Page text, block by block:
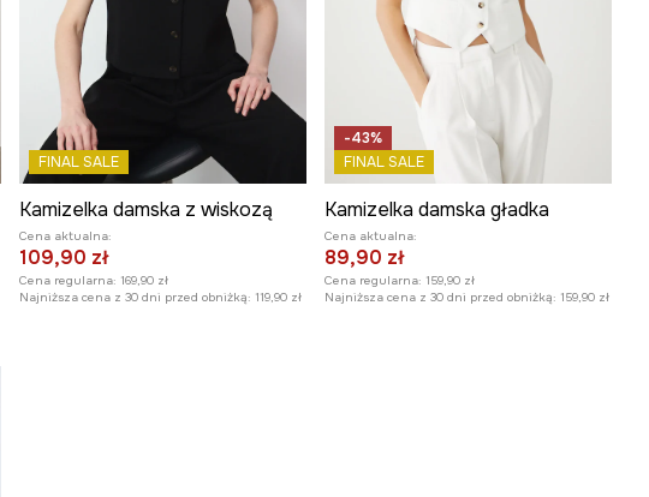
FINAL SALE
Kamizelka damska z wiskozą
Cena aktualna:
109,90 zł
Cena regularna: 169,90 zł
Najniższa cena z 30 dni przed obniżką: 119,90 zł
-43%
FINAL SALE
Kamizelka damska gładka
Cena aktualna:
89,90 zł
Cena regularna: 159,90 zł
Najniższa cena z 30 dni przed obniżką: 159,90 zł